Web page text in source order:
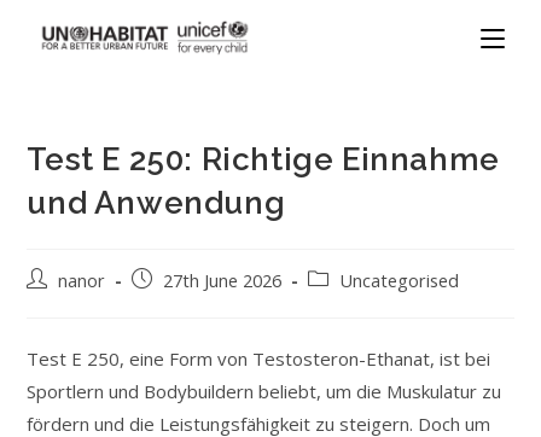
Test E 250: Richtige Einnahme
und Anwendung
nanor 27th June 2026 Uncategorised
Test E 250, eine Form von Testosteron-Ethanat, ist bei
Sportlern und Bodybuildern beliebt, um die Muskulatur zu
fördern und die Leistungsfähigkeit zu steigern. Doch um